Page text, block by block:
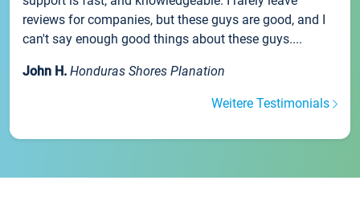
reviews for companies, but these guys are good, and I
can't say enough good things about these guys....
John H. Honduras Shores Planation
Weitere Testimonials